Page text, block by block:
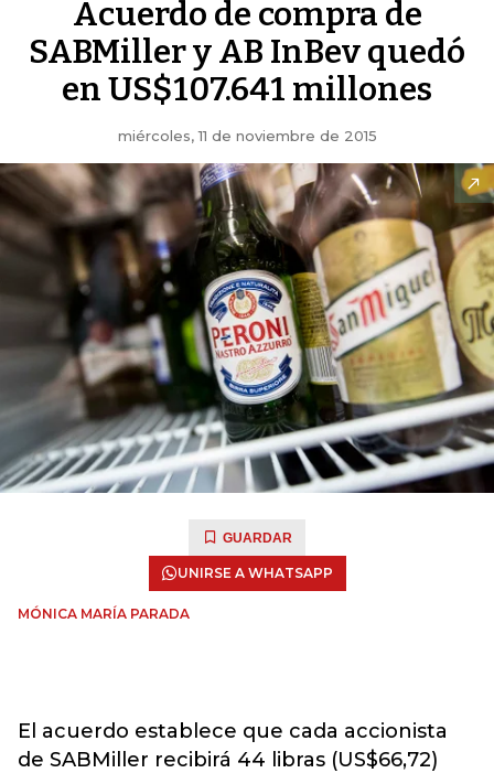
Acuerdo de compra de
SABMiller y AB InBev quedó
en US$107.641 millones
miércoles, 11 de noviembre de 2015
GUARDAR
UNIRSE A WHATSAPP
MÓNICA MARÍA PARADA
El acuerdo establece que cada accionista
de SABMiller recibirá 44 libras (US$66,72)